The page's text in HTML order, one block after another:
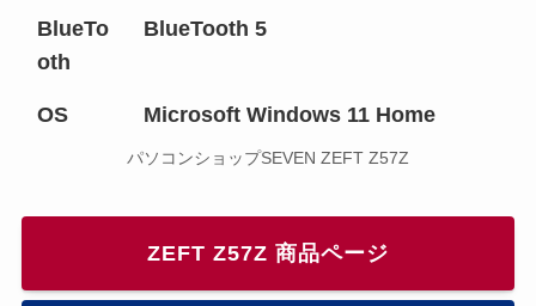
BlueTo
oth
BlueTooth 5
OS Microsoft Windows 11 Home
パソコンショップSEVEN ZEFT Z57Z
ZEFT Z57Z 商品ページ